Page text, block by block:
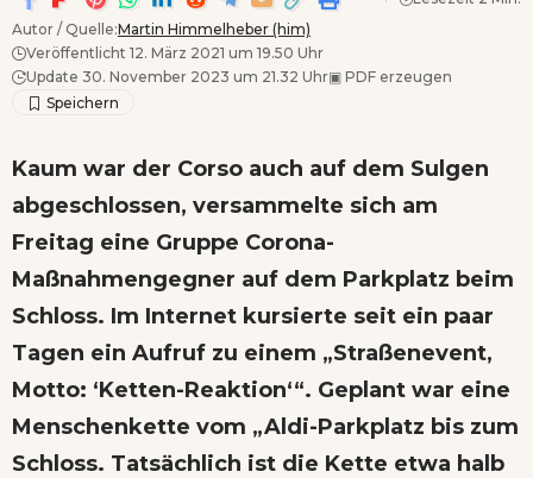
Autor / Quelle:Martin Himmelheber (him)
Veröffentlicht 12. März 2021 um 19.50 Uhr
Update 30. November 2023 um 21.32 Uhr▣ PDF erzeugen
Kaum war der Corso auch auf dem Sulgen
abgeschlossen, versammelte sich am
Freitag eine Gruppe Corona-
Maßnahmengegner auf dem Parkplatz beim
Schloss. Im Internet kursierte seit ein paar
Tagen ein Aufruf zu einem „Straßenevent,
Motto: ‘Ketten-Reaktion‘“. Geplant war eine
Menschenkette vom „Aldi-Parkplatz bis zum
Schloss. Tatsächlich ist die Kette etwa halb